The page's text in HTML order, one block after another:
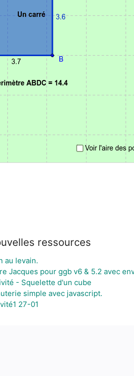
ressources
au levain.
Jacques pour ggb v6 & 5.2 avec
- Squelette d'un cube
simple avec javascript.
27-01